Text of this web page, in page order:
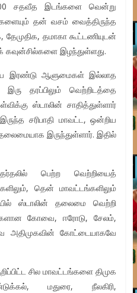
சதவீத இடங்களை வென்று
தன் வசம் வைத்திருந்த
தமாகா கூட்டணியுடன்
கவுன்சில்களை இழந்துள்ளது.
இரண்டு ஆளுமைகள் இல்லாத
இரு தரப்பிலும் வெற்றிடத்தை
ஸ்டாலின் சாதித்துள்ளார்
சரிபாதி மாவட்ட, ஒன்றிய
இருந்துள்ளார். இதில்
பெற்ற வெற்றியைத்
தென் மாவட்டங்களிலும்
ஸ்டாலின் தலைமை வெற்றி
கோவை, ஈரோடு, சேலம்,
அதிமுகவின் கோட்டையாகவே
சில மாவட்டங்களை திமுக
மதுரை, நீலகிரி,